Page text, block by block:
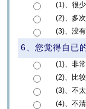
(1)、很
(2)、多
(3)、没有
6、您觉得自已
(1)、非
(2)、比
(3)、不
(4)、不